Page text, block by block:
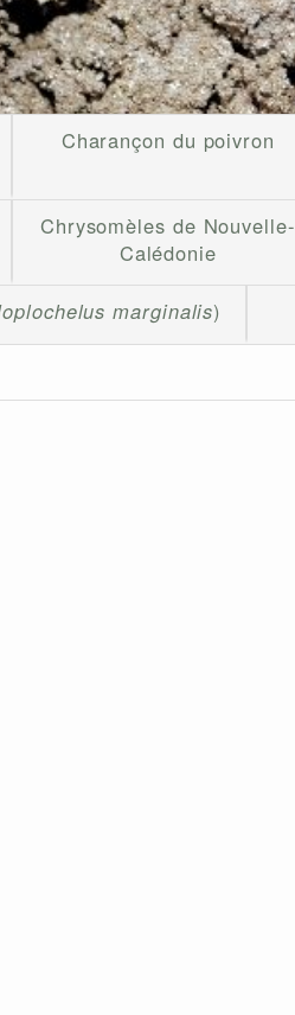
Charançon du poivron
Chrysomèles de Nouvelle-
Calédonie
marginalis)